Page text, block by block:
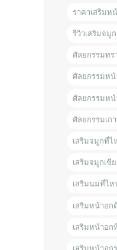
ราคาเสริมห
รีวิวเสริมจมูก
ศัลยกรรมทร
ศัลยกรรมหน้
ศัลยกรรมห
ศัลยกรรมเก
เสริมจมูกที่ไ
เสริมจมูกเชี
เสริมนมที่ไห
เสริมหน้าอก
เสริมหน้าอก